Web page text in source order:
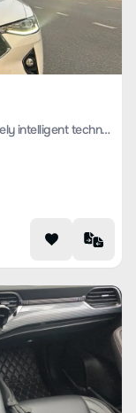
Haval F7x 2019 2.0T two-wheel drive extremely intelligent technology version